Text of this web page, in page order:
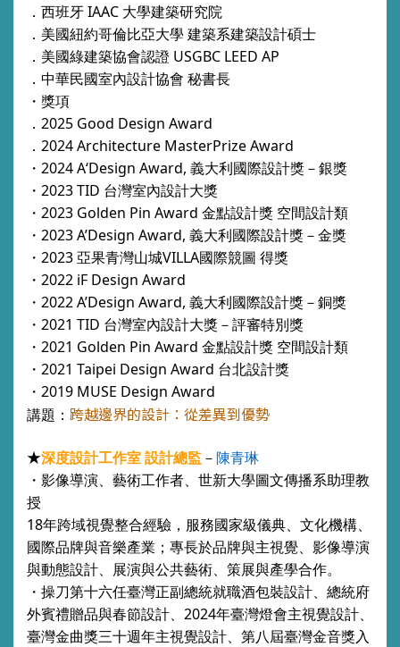
．西班牙 IAAC 大學建築研究院
．美國紐約哥倫比亞大學 建築系建築設計碩士
．美國綠建築協會認證 USGBC LEED AP
．中華民國室內設計協會 秘書長
・獎項
．2025 Good Design Award
．2024 Architecture MasterPrize Award
・2024 A‘Design Award, 義大利國際設計獎－銀獎
・2023 TID 台灣室內設計大獎
・2023 Golden Pin Award 金點設計獎 空間設計類
・2023 A’Design Award, 義大利國際設計獎－金獎
・2023 亞果青灣山城VILLA國際競圖 得獎
・2022 iF Design Award
・2022 A’Design Award, 義大利國際設計獎－銅獎
・2021 TID 台灣室內設計大獎－評審特別獎
・2021 Golden Pin Award 金點設計獎 空間設計類
・2021 Taipei Design Award 台北設計獎
・2019 MUSE Design Award
講題： 跨越邊界的設計：從差異到優勢
★深度設計工作室 設計總監 － 陳青琳
・影像導演、藝術工作者、世新大學圖文傳播系助理教
授
18年跨域視覺整合經驗，服務國家級儀典、文化機構、
國際品牌與音樂產業；專長於品牌與主視覺、影像導演
與動態設計、展演與公共藝術、策展與產學合作。
・操刀第十六任臺灣正副總統就職酒包裝設計、總統府
外賓禮贈品與春節設計、2024年臺灣燈會主視覺設計、
臺灣金曲獎三十週年主視覺設計、第八屆臺灣金音獎入